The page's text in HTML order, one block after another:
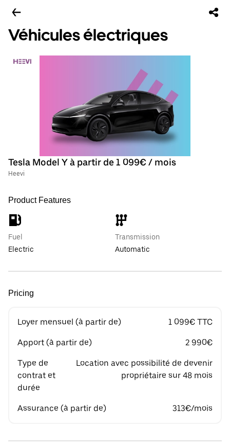
Véhicules électriques
Tesla Model Y à partir de 1 099€ / mois
Heevi
Product Features
Fuel
Electric
Transmission
Automatic
Pricing
Loyer mensuel (à partir de) 1 099€ TTC
Apport (à partir de) 2 990€
Type de
contrat et
durée
Location avec possibilité de devenir
propriétaire sur 48 mois
Assurance (à partir de) 313€/mois